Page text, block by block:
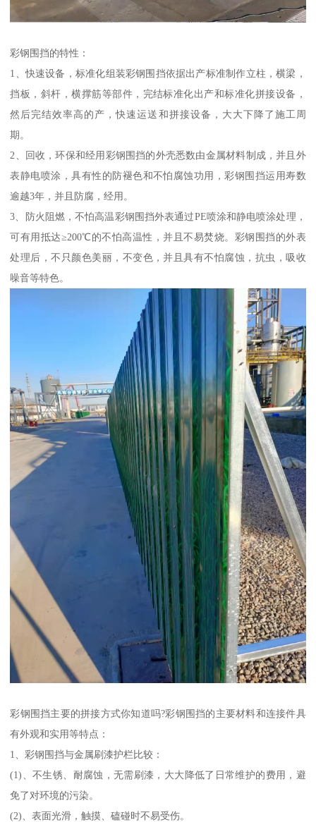
彩钢围挡的特性：
1、快速设备，标准化组装彩钢围挡依据出产标准制作立柱，横梁，
挡板，斜杆，横撑筋等部件，完结标准化出产和标准化拼接设备，
然后完结效率高的产，快速运送和拼接设备，大大下降了施工周
期。
2、回收，环保和经用彩钢围挡的外壳悉数由金属材料制成，并且外
表静电喷涂，具有性的防褪色和不怕腐蚀功用，彩钢围挡运用寿数
逾越3年，并且防腐，经用。
3、防火阻燃，不怕高温彩钢围挡外表通过PE喷涂和静电喷涂处理，
可有用抵达≥200℃的不怕高温性，并且不易焚烧。彩钢围挡的外表
处理后，不只颜色美丽，不变色，并且具有不怕腐蚀，抗虫，吸收
噪音等特色。
彩钢围挡主要的拼接方式你知道吗?彩钢围挡的主要材料和连接件具
有外观和实用等特点：
1、彩钢围挡与金属刷漆护栏比较：
(1)、不生锈、耐腐蚀，无需刷漆，大大降低了日常维护的费用，避
免了对环境的污染。
(2)、表面光滑，触摸、磕碰时不易受伤。